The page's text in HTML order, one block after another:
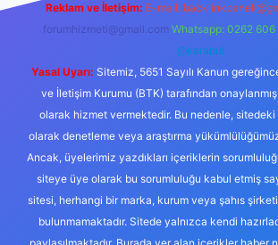
Reklam ve İletişim: E-mail:
forumhizmeti@gmail.com Whatsapp: 0262 606
@karabul
Yasal Uyarı: Sitemiz, 5651 Sayılı Kanun
ve İletişim Kurumu (BTK) tarafından onaylanmış
olarak hizmet vermektedir. Bu nedenle,
olarak denetleme veya araştırma
Ancak, üyelerimiz yazdıkları içeriklerin
siteye üye olarak bu sorumluluğu kabul etmiş
sitesi, herhangi bir marka, kurum veya şahıs
bulunmamaktadır. Sitede yalnızca kendi